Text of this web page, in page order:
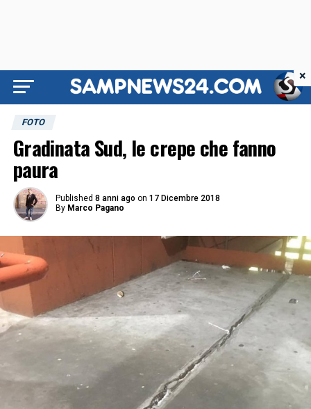
FOTO
Gradinata Sud, le crepe che fanno
paura
Published 8 anni ago on 17 Dicembre 2018
By Marco Pagano
×